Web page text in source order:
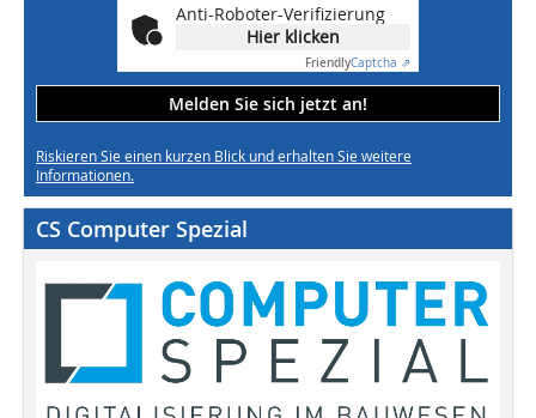
Anti-Roboter-Verifizierung
Hier klicken
FriendlyCaptcha ⇗
Melden Sie sich jetzt an!
Riskieren Sie einen kurzen Blick und erhalten Sie weitere
Informationen.
CS Computer Spezial